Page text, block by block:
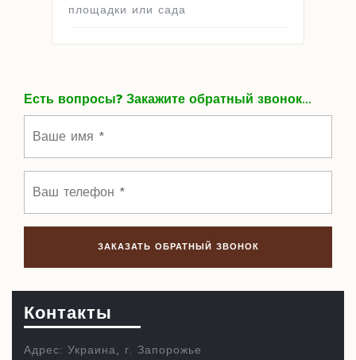
площадки или сада
Есть вопросы? Закажите обратный звонок...
Контакты
Адрес: Украина, г. Запорожье